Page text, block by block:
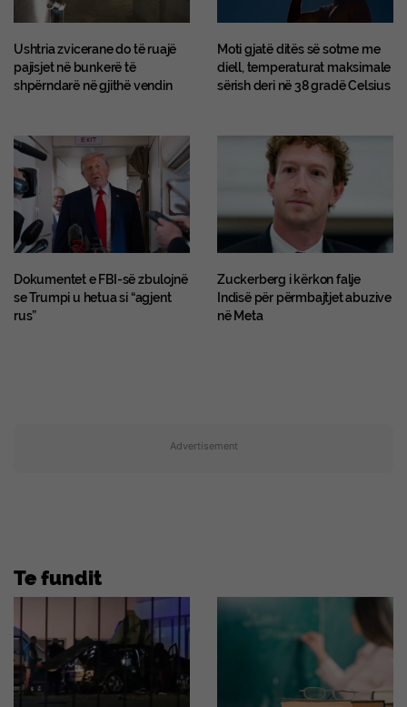
Ushtria zvicerane do të ruajë
pajisjet në bunkerë të
shpërndarë në gjithë vendin
Moti gjatë ditës së sotme me
diell, temperaturat maksimale
sërish deri në 38 gradë Celsius
Dokumentet e FBI-së zbulojnë
se Trumpi u hetua si “agjent
rus”
Zuckerberg i kërkon falje
Indisë për përmbajtjet abuzive
në Meta
Advertisement
Te fundit